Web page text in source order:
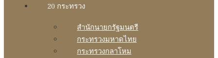
20 กระทรวง
สํานักนายกรัฐมนตรี
กระทรวงมหาดไทย
กระทรวงกลาโหม